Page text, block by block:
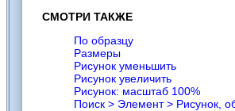
СМОТРИ ТАКЖЕ
По образцу
Размеры
Рисунок уменьшить
Рисунок увеличить
Рисунок: масштаб 100%
Поиск > Элемент > Рисунок,